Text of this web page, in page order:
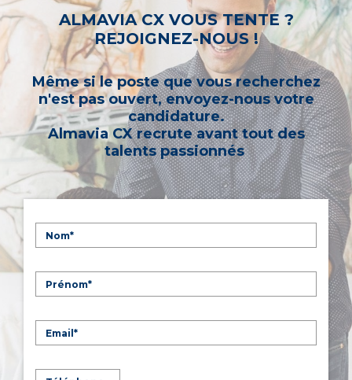
d’autres mots-clés ou à sélectionner un « métier ».
ALMAVIA CX VOUS TENTE ?
REJOIGNEZ-NOUS !
Même si le poste que vous recherchez
n'est pas ouvert, envoyez-nous votre
candidature.
Almavia CX recrute avant tout des
talents passionnés